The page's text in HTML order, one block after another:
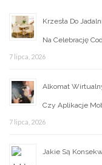
Krzesła Do
Na Celebrację
7 lipca, 2026
Alkomat
Czy Aplikacje
7 lipca, 2026
Jakie Są